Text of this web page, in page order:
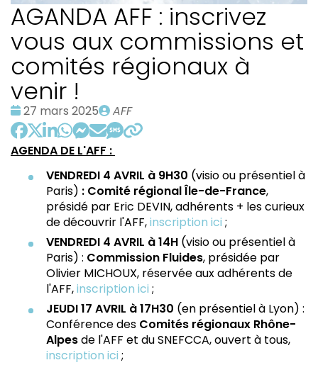
AGANDA AFF : inscrivez
vous aux commissions et
comités régionaux à
venir !
Date
:
27 mars 2025
Publié
par
AFF
AGENDA DE L'AFF :
VENDREDI 4 AVRIL à 9H30 (visio ou présentiel à
Paris) : Comité régional Île-de-France,
présidé par Eric DEVIN, adhérents + les curieux
de découvrir l'AFF,inscription ici ;
VENDREDI 4 AVRIL à 14H (visio ou présentiel à
Paris) : Commission Fluides, présidée par
Olivier MICHOUX, réservée aux adhérents de
l'AFF,inscription ici ;
JEUDI 17 AVRIL à 17H30 (en présentiel à Lyon) :
Conférence des Comités régionaux Rhône-
Alpesde l'AFF et du SNEFCCA, ouvert à tous,
inscription ici ;